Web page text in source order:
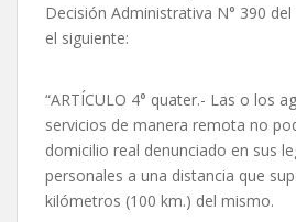
Decisión Administrativa N° 390
el siguiente:
“ARTÍCULO 4° quater.- Las o los
servicios de manera remota no
domicilio real denunciado en sus
personales a una distancia que
kilómetros (100 km.) del mismo.